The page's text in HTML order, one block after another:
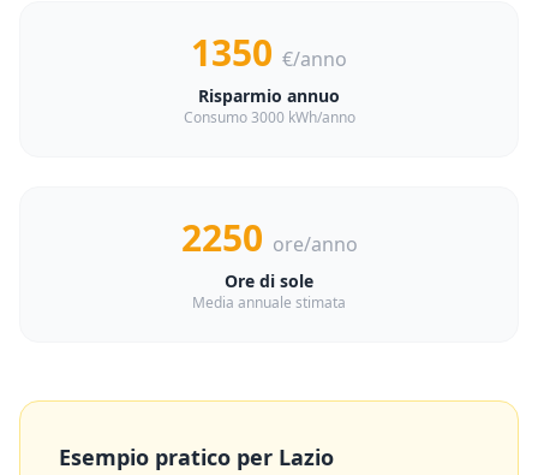
1350 €/anno
Risparmio annuo
Consumo 3000 kWh/anno
2250 ore/anno
Ore di sole
Media annuale stimata
Esempio pratico per Lazio